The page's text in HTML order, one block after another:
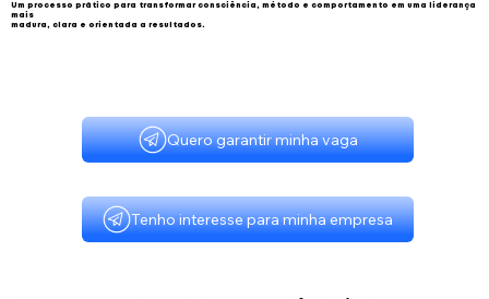
Um processo prático para transformar consciência, método e comportamento em uma liderança
mais
madura, clara e orientada a resultados.
Quero garantir minha vaga
Tenho interesse para minha empresa